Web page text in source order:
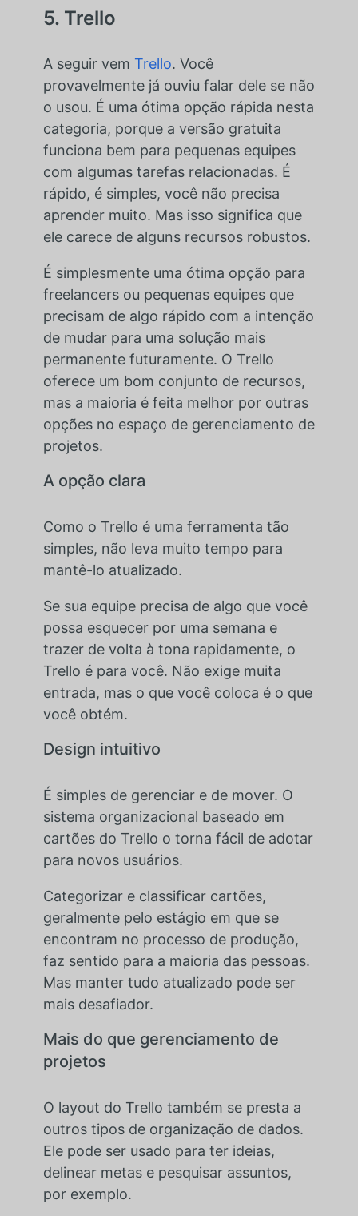
5. Trello
A seguir vem Trello. Você
provavelmente já ouviu falar dele se não
o usou. É uma ótima opção rápida nesta
categoria, porque a versão gratuita
funciona bem para pequenas equipes
com algumas tarefas relacionadas. É
rápido, é simples, você não precisa
aprender muito. Mas isso significa que
ele carece de alguns recursos robustos.
É simplesmente uma ótima opção para
freelancers ou pequenas equipes que
precisam de algo rápido com a intenção
de mudar para uma solução mais
permanente futuramente. O Trello
oferece um bom conjunto de recursos,
mas a maioria é feita melhor por outras
opções no espaço de gerenciamento de
projetos.
A opção clara
Como o Trello é uma ferramenta tão
simples, não leva muito tempo para
mantê-lo atualizado.
Se sua equipe precisa de algo que você
possa esquecer por uma semana e
trazer de volta à tona rapidamente, o
Trello é para você. Não exige muita
entrada, mas o que você coloca é o que
você obtém.
Design intuitivo
É simples de gerenciar e de mover. O
sistema organizacional baseado em
cartões do Trello o torna fácil de adotar
para novos usuários.
Categorizar e classificar cartões,
geralmente pelo estágio em que se
encontram no processo de produção,
faz sentido para a maioria das pessoas.
Mas manter tudo atualizado pode ser
mais desafiador.
Mais do que gerenciamento de
projetos
O layout do Trello também se presta a
outros tipos de organização de dados.
Ele pode ser usado para ter ideias,
delinear metas e pesquisar assuntos,
por exemplo.